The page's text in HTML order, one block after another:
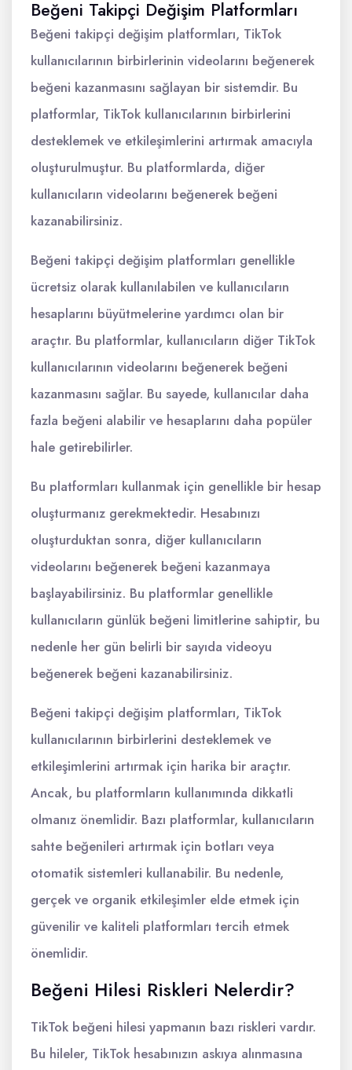
Beğeni Takipçi Değişim Platformları
Beğeni takipçi değişim platformları, TikTok
kullanıcılarının birbirlerinin videolarını beğenerek
beğeni kazanmasını sağlayan bir sistemdir. Bu
platformlar, TikTok kullanıcılarının birbirlerini
desteklemek ve etkileşimlerini artırmak amacıyla
oluşturulmuştur. Bu platformlarda, diğer
kullanıcıların videolarını beğenerek beğeni
kazanabilirsiniz.
Beğeni takipçi değişim platformları genellikle
ücretsiz olarak kullanılabilen ve kullanıcıların
hesaplarını büyütmelerine yardımcı olan bir
araçtır. Bu platformlar, kullanıcıların diğer TikTok
kullanıcılarının videolarını beğenerek beğeni
kazanmasını sağlar. Bu sayede, kullanıcılar daha
fazla beğeni alabilir ve hesaplarını daha popüler
hale getirebilirler.
Bu platformları kullanmak için genellikle bir hesap
oluşturmanız gerekmektedir. Hesabınızı
oluşturduktan sonra, diğer kullanıcıların
videolarını beğenerek beğeni kazanmaya
başlayabilirsiniz. Bu platformlar genellikle
kullanıcıların günlük beğeni limitlerine sahiptir, bu
nedenle her gün belirli bir sayıda videoyu
beğenerek beğeni kazanabilirsiniz.
Beğeni takipçi değişim platformları, TikTok
kullanıcılarının birbirlerini desteklemek ve
etkileşimlerini artırmak için harika bir araçtır.
Ancak, bu platformların kullanımında dikkatli
olmanız önemlidir. Bazı platformlar, kullanıcıların
sahte beğenileri artırmak için botları veya
otomatik sistemleri kullanabilir. Bu nedenle,
gerçek ve organik etkileşimler elde etmek için
güvenilir ve kaliteli platformları tercih etmek
önemlidir.
Beğeni Hilesi Riskleri Nelerdir?
TikTok beğeni hilesi yapmanın bazı riskleri vardır.
Bu hileler, TikTok hesabınızın askıya alınmasına